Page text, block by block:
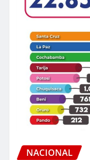
NACIONAL